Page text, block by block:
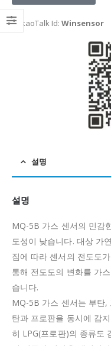
KakaoTalk Id: Winsensor
설명
설명
MQ-5B 가스 센서의 민감
도성이 낮습니다. 대상 가
짐에 따라 센서의 전도도
통해 전도도의 변화를 가
습니다.
MQ-5B 가스 센서는 부탄,
탄과 프로판을 동시에 감
히 LPG(프로판)의 종류도